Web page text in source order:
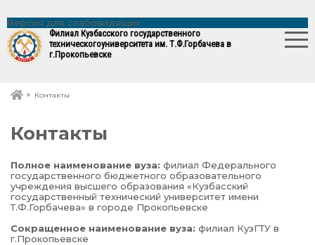
Версия для слабовидящих
Филиал Кузбасского государственного
техническогоуниверситета им. Т.Ф.Горбачева в
г.Прокопьевске
Контакты
Контакты
Полное наименование вуза: филиал Федерального
государственного бюджетного образовательного
учреждения высшего образования «Кузбасский
государственный технический университет имени
Т.Ф.Горбачева» в городе Прокопьевске
Сокращенное наименование вуза: филиал КузГТУ в
г.Прокопьевске